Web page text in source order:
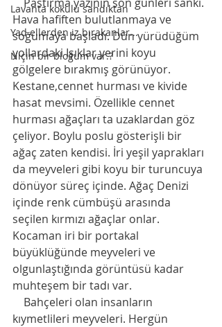
Lavanta kokulu sandıktan
Yad ellerden iz bırakanlar...
Niçin bir bloğum var.?
Hava hafiften bulutlanmaya ve
soğumaya başladı. Dün yürüdüğüm
yollardaki Işıklar yerini koyu
gölgelere bırakmış görünüyor.
Kestane,cennet hurması ve kivide
hasat mevsimi. Özellikle cennet
hurması ağaçları ta uzaklardan göz
çeliyor. Boylu poslu gösterişli bir
ağaç zaten kendisi. İri yeşil yaprakları
da meyveleri gibi koyu bir turuncuya
dönüyor süreç içinde. Ağaç Denizi
içinde renk cümbüşü arasında
seçilen kırmızı ağaçlar onlar.
Kocaman iri bir portakal
büyüklüğünde meyveleri ve
olgunlaştığında görüntüsü kadar
muhteşem bir tadı var.
kıymetlileri meyveleri. Hergün